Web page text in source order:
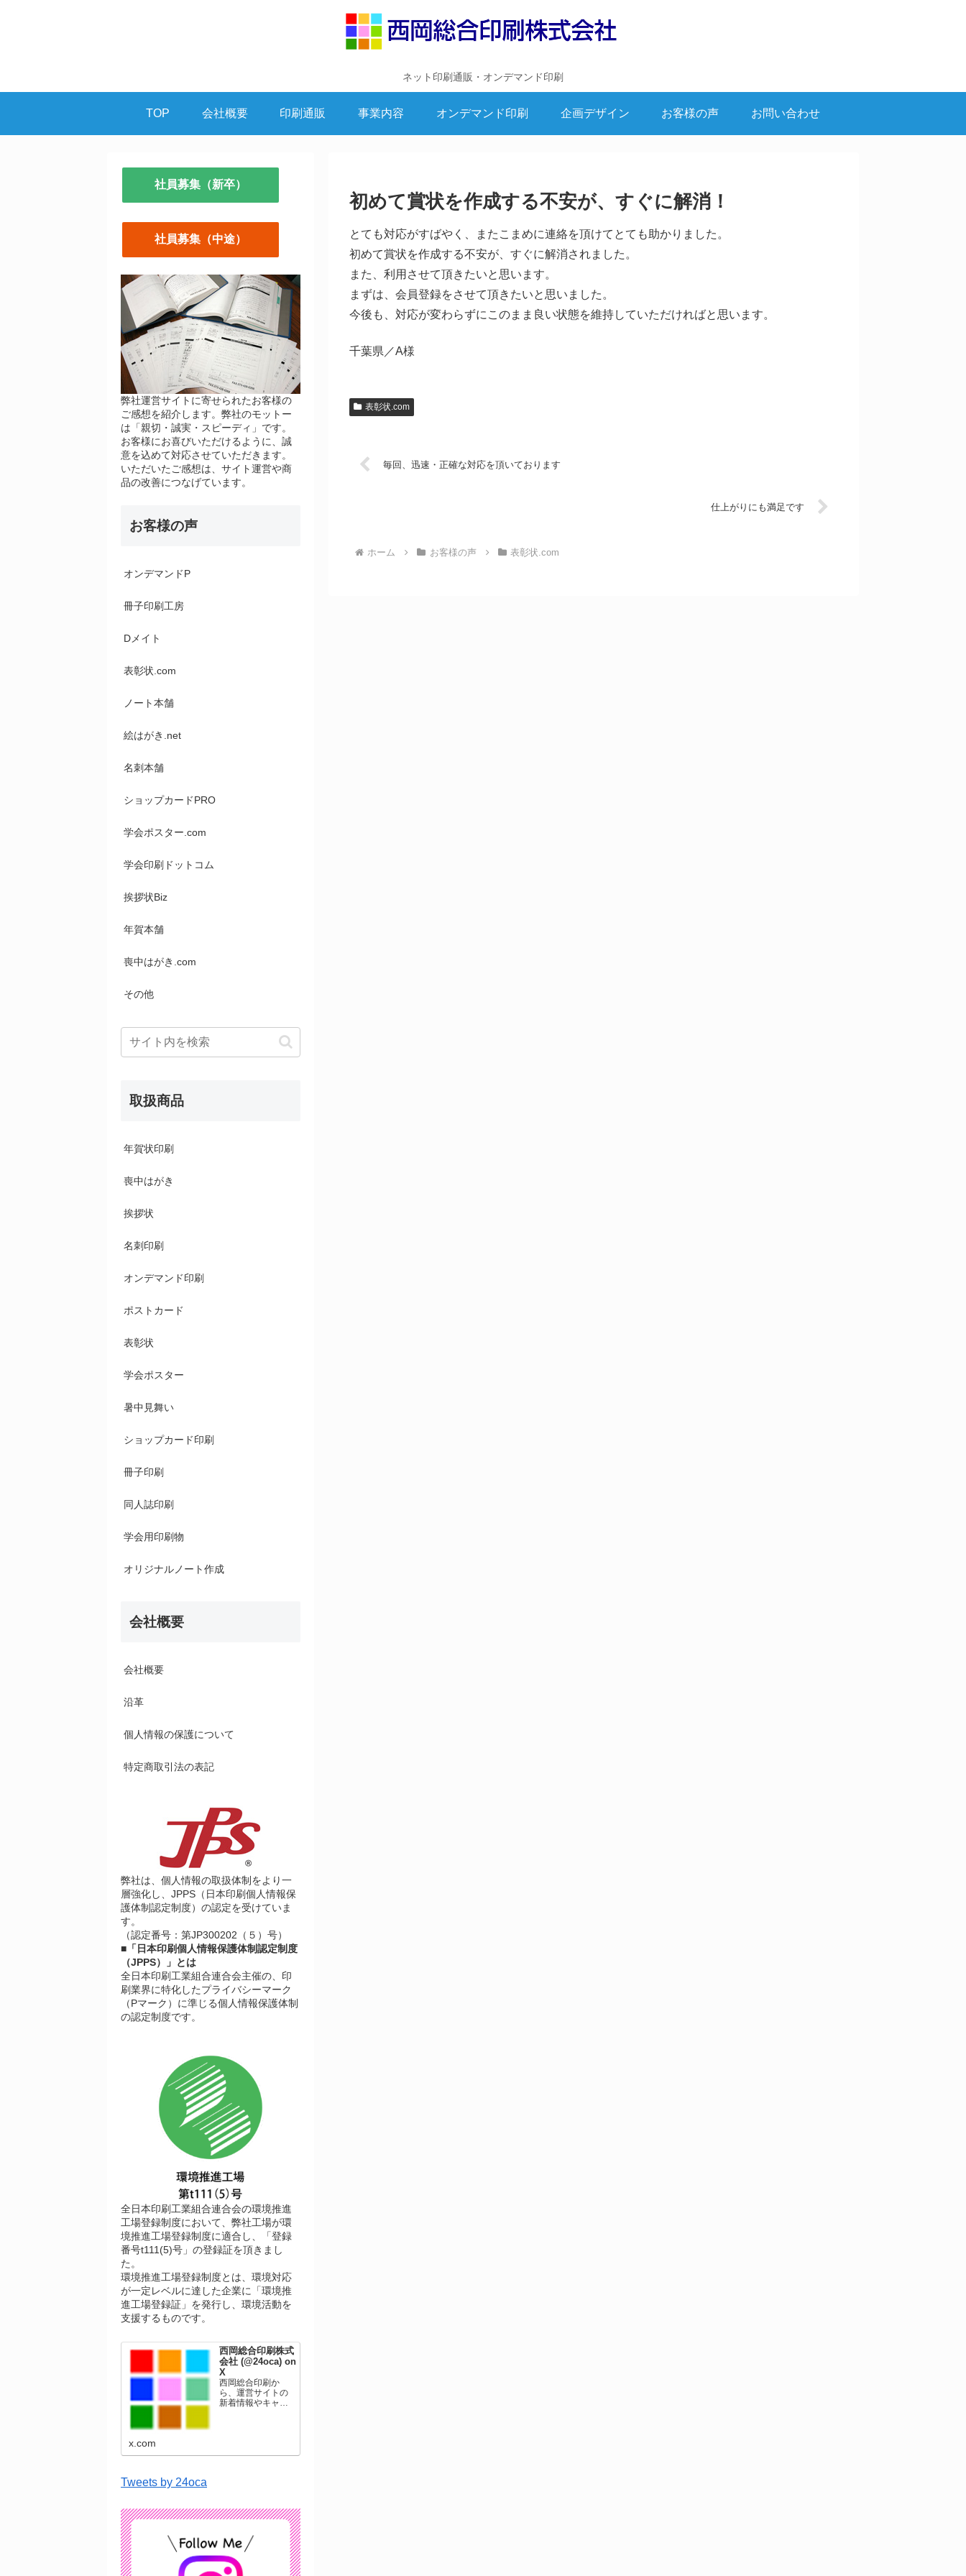
ネット印刷通販・オンデマンド印刷
TOP 会社概要 印刷通販 事業内容 オンデマンド印刷 企画デザイン お客様の声 お問い合わせ
初めて賞状を作成する不安が、すぐに解消！
とても対応がすばやく、またこまめに連絡を頂けてとても助かりました。
初めて賞状を作成する不安が、すぐに解消されました。
また、利用させて頂きたいと思います。
まずは、会員登録をさせて頂きたいと思いました。
今後も、対応が変わらずにこのまま良い状態を維持していただければと思います。
千葉県／A様
表彰状.com
毎回、迅速・正確な対応を頂いております
仕上がりにも満足です
ホーム お客様の声 表彰状.com
社員募集（新卒）
社員募集（中途）
弊社運営サイトに寄せられたお客様の
ご感想を紹介します。弊社のモットー
は「親切・誠実・スピーディ」です。
お客様にお喜びいただけるように、誠
意を込めて対応させていただきます。
いただいたご感想は、サイト運営や商
品の改善につなげています。
お客様の声
オンデマンドP
冊子印刷工房
Dメイト
表彰状.com
ノート本舗
絵はがき.net
名刺本舗
ショップカードPRO
学会ポスター.com
学会印刷ドットコム
挨拶状Biz
年賀本舗
喪中はがき.com
その他
取扱商品
年賀状印刷
喪中はがき
挨拶状
名刺印刷
オンデマンド印刷
ポストカード
表彰状
学会ポスター
暑中見舞い
ショップカード印刷
冊子印刷
同人誌印刷
学会用印刷物
オリジナルノート作成
会社概要
会社概要
沿革
個人情報の保護について
特定商取引法の表記
弊社は、個人情報の取扱体制をより一
層強化し、JPPS（日本印刷個人情報保
護体制認定制度）の認定を受けていま
す。
（認定番号：第JP300202（５）号）
■「日本印刷個人情報保護体制認定制度
（JPPS）」とは
全日本印刷工業組合連合会主催の、印
刷業界に特化したプライバシーマーク
（Pマーク）に準じる個人情報保護体制
の認定制度です。
全日本印刷工業組合連合会の環境推進
工場登録制度において、弊社工場が環
境推進工場登録制度に適合し、「登録
番号t111(5)号」の登録証を頂きまし
た。
環境推進工場登録制度とは、環境対応
が一定レベルに達した企業に「環境推
進工場登録証」を発行し、環境活動を
支援するものです。
西岡総合印刷株式
会社 (@24oca) on
X
西岡総合印刷か
ら、運営サイトの
新着情報やキャン
ています。
x.com
Tweets by 24oca